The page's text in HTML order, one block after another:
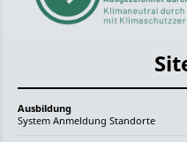
Ausbildung
System Anmeldung Standorte